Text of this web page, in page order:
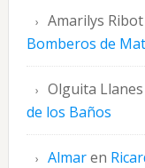
Amarilys Ribot
Bomberos de
Olguita Llanes
de los Baños
Almaren